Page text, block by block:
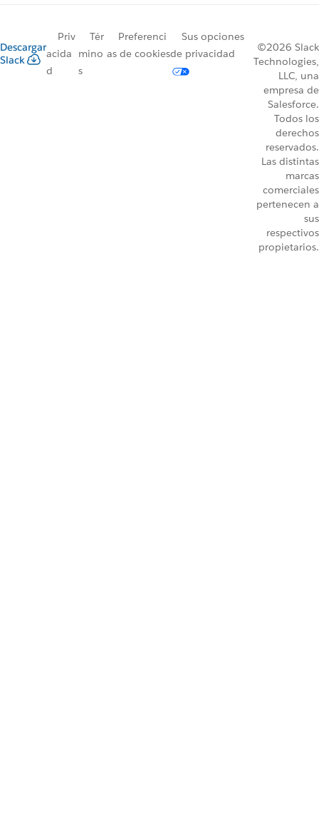
Descargar
Slack
Priv
acida
d
Tér
mino
s
Preferenci
as de cookies
Sus opciones
de privacidad
©2026 Slack
Technologies,
LLC, una
empresa de
Salesforce.
Todos los
derechos
reservados.
Las distintas
marcas
comerciales
pertenecen a
sus
respectivos
propietarios.